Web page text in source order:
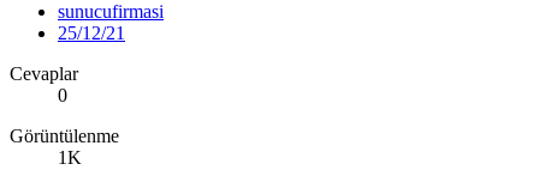
sunucufirmasi
25/12/21
Cevaplar
0
Görüntülenme
1K